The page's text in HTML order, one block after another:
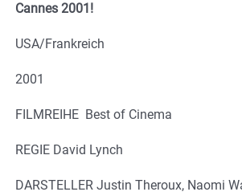
Cannes 2001!
USA/Frankreich
2001
FILMREIHE Best of Cinema
REGIE David Lynch
DARSTELLER Justin Theroux, Naomi